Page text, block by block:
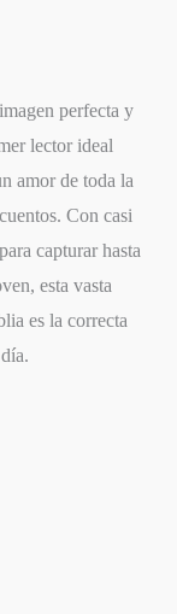
perfecta y
lector ideal
amor de toda la
Con casi
capturar hasta
esta vasta
es la correcta